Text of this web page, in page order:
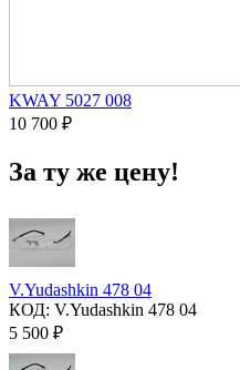
KWAY 5027 008
10 700 ₽
За ту же цену!
V.Yudashkin 478 04
КОД: V.Yudashkin 478 04
5 500 ₽